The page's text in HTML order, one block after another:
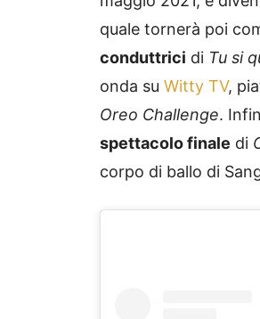
quale tornerà poi
conduttrici di Tu si
onda su Witty TV,
Oreo Challenge.
spettacolo finale di
corpo di ballo di